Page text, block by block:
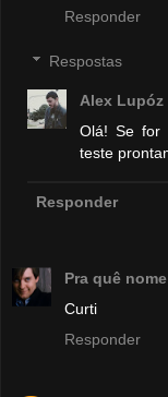
Responder
Respostas
Alex Lupóz
Olá! Se for
teste
Responder
Pra quê
Curti
Responder